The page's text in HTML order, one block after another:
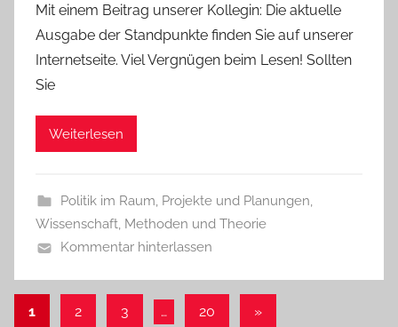
Mit einem Beitrag unserer Kollegin: Die aktuelle
Ausgabe der Standpunkte finden Sie auf unserer
Internetseite. Viel Vergnügen beim Lesen! Sollten
Sie
Weiterlesen
Politik im Raum, Projekte und Planungen,
Wissenschaft, Methoden und Theorie
Kommentar hinterlassen
Seitennummerierung
1 2 3 … 20
Nächste
»